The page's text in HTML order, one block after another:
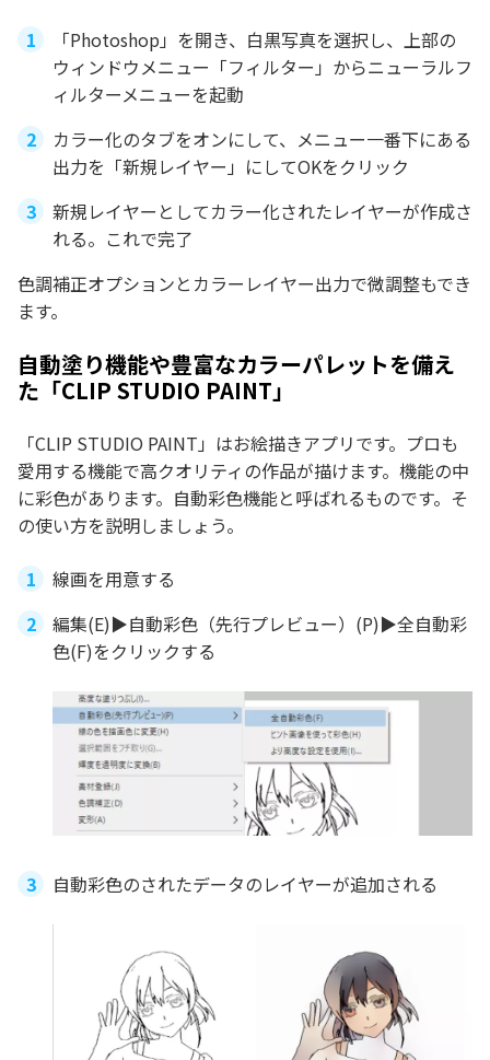
「Photoshop」を開き、白黒写真を選択し、上部の
ウィンドウメニュー「フィルター」からニューラルフ
ィルターメニューを起動
カラー化のタブをオンにして、メニュー一番下にある
出力を「新規レイヤー」にしてOKをクリック
新規レイヤーとしてカラー化されたレイヤーが作成さ
れる。これで完了
色調補正オプションとカラーレイヤー出力で微調整もでき
ます。
自動塗り機能や豊富なカラーパレットを備え
た「CLIP STUDIO PAINT」
「CLIP STUDIO PAINT」はお絵描きアプリです。プロも
愛用する機能で高クオリティの作品が描けます。機能の中
に彩色があります。自動彩色機能と呼ばれるものです。そ
の使い方を説明しましょう。
線画を用意する
編集(E)▶自動彩色（先行プレビュー）(P)▶全自動彩
色(F)をクリックする
自動彩色のされたデータのレイヤーが追加される